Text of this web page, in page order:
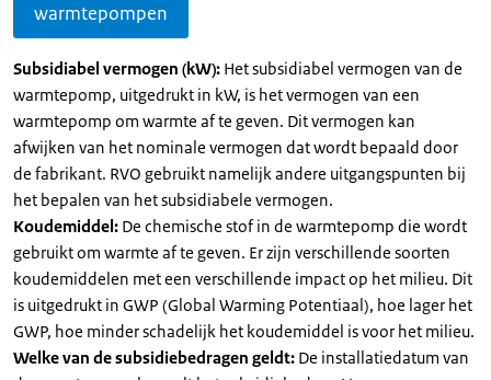
warmtepompen
Subsidiabel vermogen (kW): Het subsidiabel vermogen van de
warmtepomp, uitgedrukt in kW, is het vermogen van een
warmtepomp om warmte af te geven. Dit vermogen kan
afwijken van het nominale vermogen dat wordt bepaald door
de fabrikant. RVO gebruikt namelijk andere uitgangspunten bij
het bepalen van het subsidiabele vermogen.
Koudemiddel: De chemische stof in de warmtepomp die wordt
gebruikt om warmte af te geven. Er zijn verschillende soorten
koudemiddelen met een verschillende impact op het milieu. Dit
is uitgedrukt in GWP (Global Warming Potentiaal), hoe lager het
GWP, hoe minder schadelijk het koudemiddel is voor het milieu.
Welke van de subsidiebedragen geldt: De installatiedatum van